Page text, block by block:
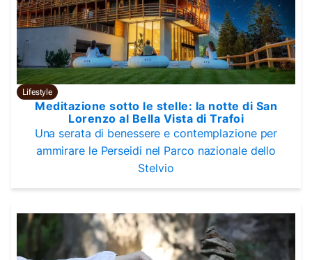
Lifestyle
Meditazione sotto le stelle: la notte di San
Lorenzo al Bella Vista di Trafoi
Una serata di benessere e contemplazione per
ammirare le Perseidi nel Parco nazionale dello
Stelvio